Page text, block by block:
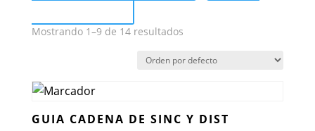
Mostrando 1–9 de 14 resultados
GUIA CADENA DE SINC Y DIST